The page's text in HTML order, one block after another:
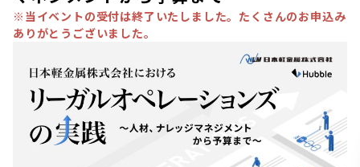
※当イベントの受付は終了いたしました。たくさんのお申込み
ありがとうございました。